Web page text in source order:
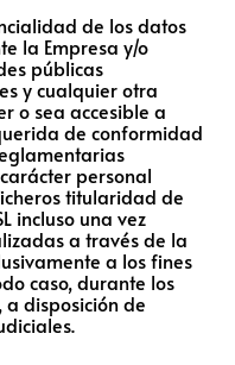
de los datos
la Empresa y/o
públicas
y cualquier otra
o sea accesible a
de conformidad
personal
titularidad de
incluso una vez
a través de la
a los fines
caso, durante los
disposición de